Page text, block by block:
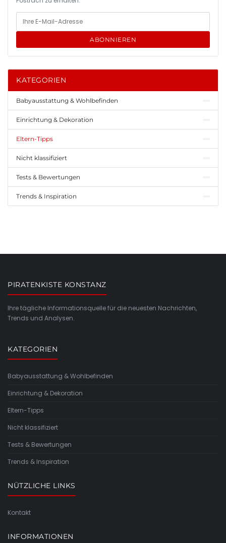
ABONNIEREN
KATEGORIEN
Babyausstattung & Wohlbefinden
Einrichtung & Dekoration
Eltern-Tipps
Nicht klassifiziert
Tests & Bewertungen
Trends & Inspiration
PIRATENKISTE KONSTANZ
Ihre tägliche Informationsquelle für die neuesten Nachrichten,
Trends und Analysen.
KATEGORIEN
Babyausstattung & Wohlbefinden
Einrichtung & Dekoration
Eltern-Tipps
Nicht klassifiziert
Tests & Bewertungen
Trends & Inspiration
NÜTZLICHE LINKS
Kontakt
INFORMATIONEN